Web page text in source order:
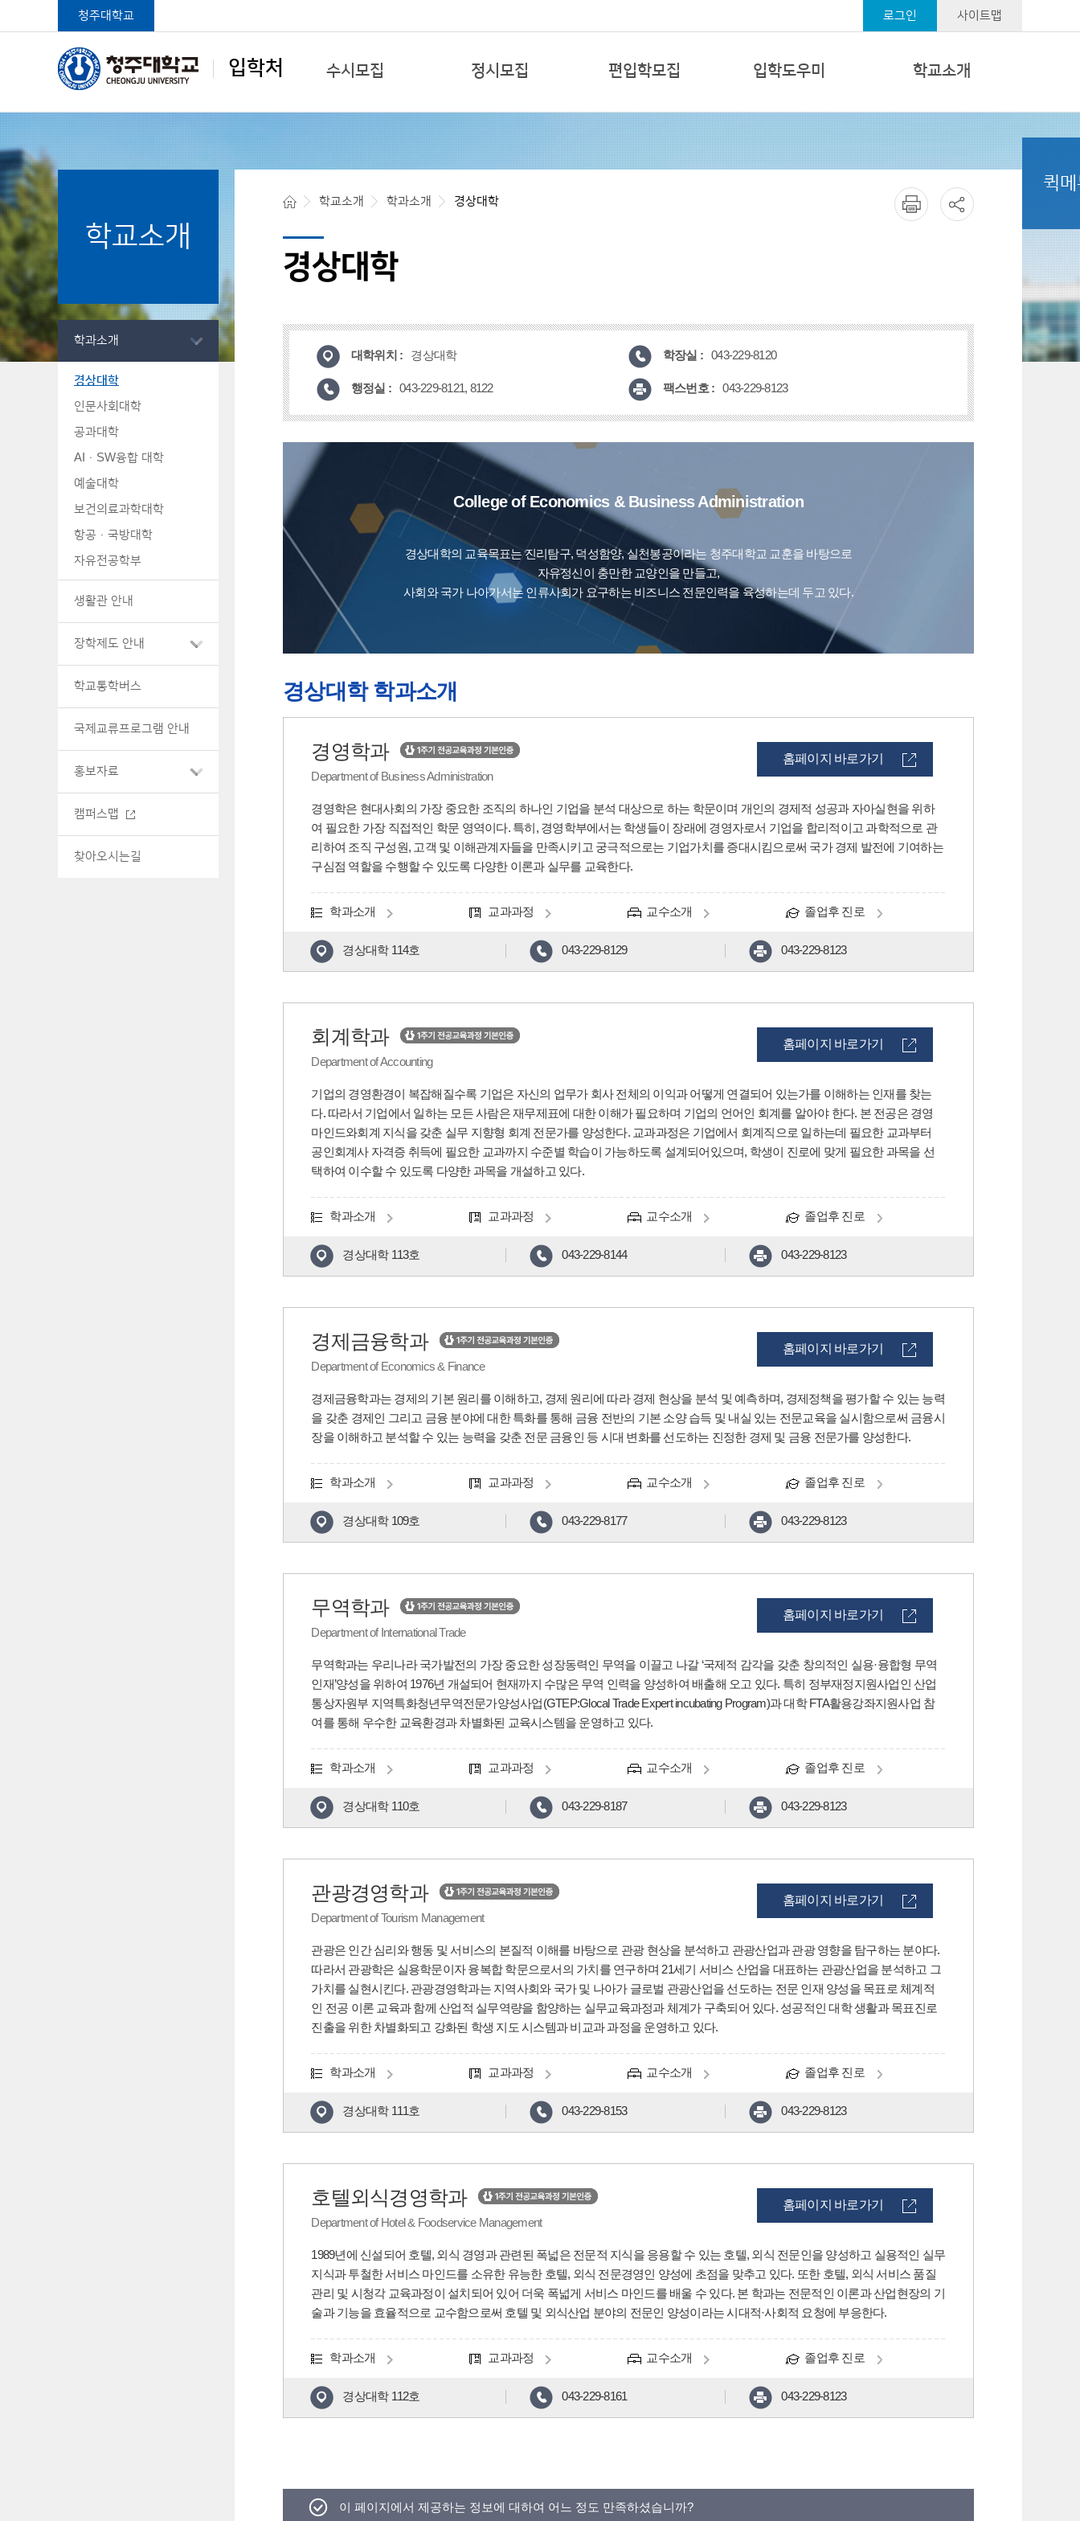
입학처
청주대학교 로그인 사이트맵
학생중심 글로벌대학
청주대학교 입학처
수시모집 정시모집 편입학모집 입학도우미 학교소개
학교소개
학과소개
경상대학
인문사회대학
공과대학
AI·SW융합 대학
예술대학
보건의료과학대학
항공·국방대학
자유전공학부
생활관 안내
장학제도 안내
학교통학버스
국제교류프로그램 안내
홍보자료
캠퍼스맵
찾아오시는길
학교소개 학과소개 경상대학
경상대학
대학위치 : 경상대학 학장실 : 043-229-8120
행정실 : 043-229-8121, 8122 팩스번호 : 043-229-8123
College of Economics & Business Administration
경상대학의 교육목표는 진리탐구, 덕성함양, 실천봉공이라는 청주대학교 교훈을 바탕으로
자유정신이 충만한 교양인을 만들고,
사회와 국가 나아가서는 인류사회가 요구하는 비즈니스 전문인력을 육성하는데 두고 있다.
경상대학 학과소개
경영학과
Department of Business Administration
경영학은 현대사회의 가장 중요한 조직의 하나인 기업을 분석 대상으로 하는 학문이며 개인의 경제적 성공과 자아실현을 위하
여 필요한 가장 직접적인 학문 영역이다. 특히, 경영학부에서는 학생들이 장래에 경영자로서 기업을 합리적이고 과학적으로 관
리하여 조직 구성원, 고객 및 이해관계자들을 만족시키고 궁극적으로는 기업가치를 증대시킴으로써 국가 경제 발전에 기여하는
구심점 역할을 수행할 수 있도록 다양한 이론과 실무를 교육한다.
홈페이지 바로가기
학과소개 교과과정 교수소개 졸업후 진로
경상대학 114호 043-229-8129 043-229-8123
회계학과
Department of Accounting
기업의 경영환경이 복잡해질수록 기업은 자신의 업무가 회사 전체의 이익과 어떻게 연결되어 있는가를 이해하는 인재를 찾는
다. 따라서 기업에서 일하는 모든 사람은 재무제표에 대한 이해가 필요하며 기업의 언어인 회계를 알아야 한다. 본 전공은 경영
마인드와회계 지식을 갖춘 실무 지향형 회계 전문가를 양성한다. 교과과정은 기업에서 회계직으로 일하는데 필요한 교과부터
공인회계사 자격증 취득에 필요한 교과까지 수준별 학습이 가능하도록 설계되어있으며, 학생이 진로에 맞게 필요한 과목을 선
택하여 이수할 수 있도록 다양한 과목을 개설하고 있다.
홈페이지 바로가기
학과소개 교과과정 교수소개 졸업후 진로
경상대학 113호 043-229-8144 043-229-8123
경제금융학과
Department of Economics & Finance
경제금융학과는 경제의 기본 원리를 이해하고, 경제 원리에 따라 경제 현상을 분석 및 예측하며, 경제정책을 평가할 수 있는 능력
을 갖춘 경제인 그리고 금융 분야에 대한 특화를 통해 금융 전반의 기본 소양 습득 및 내실 있는 전문교육을 실시함으로써 금융시
장을 이해하고 분석할 수 있는 능력을 갖춘 전문 금융인 등 시대 변화를 선도하는 진정한 경제 및 금융 전문가를 양성한다.
홈페이지 바로가기
학과소개 교과과정 교수소개 졸업후 진로
경상대학 109호 043-229-8177 043-229-8123
무역학과
Department of International Trade
무역학과는 우리나라 국가발전의 가장 중요한 성장동력인 무역을 이끌고 나갈 ‘국제적 감각을 갖춘 창의적인 실용·융합형 무역
인재’양성을 위하여 1976년 개설되어 현재까지 수많은 무역 인력을 양성하여 배출해 오고 있다. 특히 정부재정지원사업인 산업
통상자원부 지역특화청년무역전문가양성사업(GTEP:Glocal Trade Expert incubating Program)과 대학 FTA활용강좌지원사업 참
여를 통해 우수한 교육환경과 차별화된 교육시스템을 운영하고 있다.
홈페이지 바로가기
학과소개 교과과정 교수소개 졸업후 진로
경상대학 110호 043-229-8187 043-229-8123
관광경영학과
Department of Tourism Management
관광은 인간 심리와 행동 및 서비스의 본질적 이해를 바탕으로 관광 현상을 분석하고 관광산업과 관광 영향을 탐구하는 분야다.
따라서 관광학은 실용학문이자 융복합 학문으로서의 가치를 연구하며 21세기 서비스 산업을 대표하는 관광산업을 분석하고 그
가치를 실현시킨다. 관광경영학과는 지역사회와 국가 및 나아가 글로벌 관광산업을 선도하는 전문 인재 양성을 목표로 체계적
인 전공 이론 교육과 함께 산업적 실무역량을 함양하는 실무교육과정과 체계가 구축되어 있다. 성공적인 대학 생활과 목표진로
진출을 위한 차별화되고 강화된 학생 지도 시스템과 비교과 과정을 운영하고 있다.
홈페이지 바로가기
학과소개 교과과정 교수소개 졸업후 진로
경상대학 111호 043-229-8153 043-229-8123
호텔외식경영학과
Department of Hotel & Foodservice Management
1989년에 신설되어 호텔, 외식 경영과 관련된 폭넓은 전문적 지식을 응용할 수 있는 호텔, 외식 전문인을 양성하고 실용적인 실무
지식과 투철한 서비스 마인드를 소유한 유능한 호텔, 외식 전문경영인 양성에 초점을 맞추고 있다. 또한 호텔, 외식 서비스 품질
관리 및 시청각 교육과정이 설치되어 있어 더욱 폭넓게 서비스 마인드를 배울 수 있다. 본 학과는 전문적인 이론과 산업현장의 기
술과 기능을 효율적으로 교수함으로써 호텔 및 외식산업 분야의 전문인 양성이라는 시대적·사회적 요청에 부응한다.
홈페이지 바로가기
학과소개 교과과정 교수소개 졸업후 진로
경상대학 112호 043-229-8161 043-229-8123
이 페이지에서 제공하는 정보에 대하여 어느 정도 만족하셨습니까?
퀵